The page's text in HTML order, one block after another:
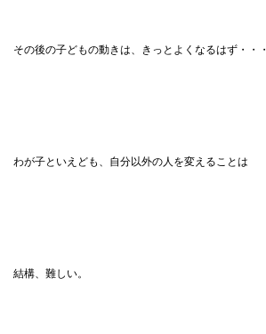
その後の子どもの動きは、きっとよくなるはず・・・
わが子といえども、自分以外の人を変えることは
結構、難しい。